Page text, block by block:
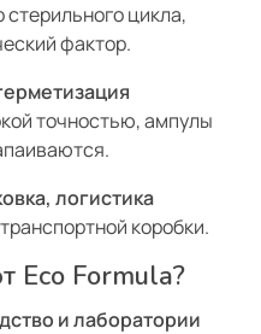
цикла,
фактор.
точностью, ампулы
логистика
коробки.
Eco Formula?
и лаборатории